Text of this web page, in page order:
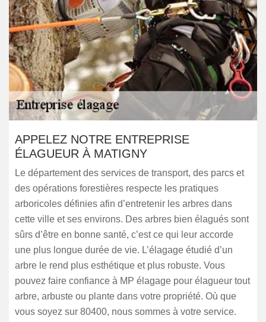
APPELEZ NOTRE ENTREPRISE
ÉLAGUEUR À MATIGNY
Le département des services de transport, des parcs et
des opérations forestières respecte les pratiques
arboricoles définies afin d’entretenir les arbres dans
cette ville et ses environs. Des arbres bien élagués sont
sûrs d’être en bonne santé, c’est ce qui leur accorde
une plus longue durée de vie. L’élagage étudié d’un
arbre le rend plus esthétique et plus robuste. Vous
pouvez faire confiance à MP élagage pour élagueur tout
arbre, arbuste ou plante dans votre propriété. Où que
vous soyez sur 80400, nous sommes à votre service.